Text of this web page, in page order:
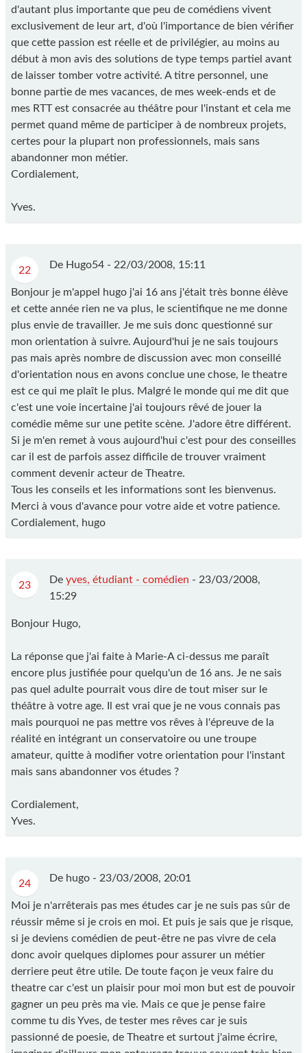
d'autant plus importante que peu de comédiens vivent
exclusivement de leur art, d'où l'importance de bien vérifier
que cette passion est réelle et de privilégier, au moins au
début à mon avis des solutions de type temps partiel avant
de laisser tomber votre activité. A titre personnel, une
bonne partie de mes vacances, de mes week-ends et de
mes RTT est consacrée au théâtre pour l'instant et cela me
permet quand même de participer à de nombreux projets,
certes pour la plupart non professionnels, mais sans
abandonner mon métier.
Cordialement,
Yves.
22 De Hugo54 - 22/03/2008, 15:11
Bonjour je m'appel hugo j'ai 16 ans j'était très bonne élève
et cette année rien ne va plus, le scientifique ne me donne
plus envie de travailler. Je me suis donc questionné sur
mon orientation à suivre. Aujourd'hui je ne sais toujours
pas mais après nombre de discussion avec mon conseillé
d'orientation nous en avons conclue une chose, le theatre
est ce qui me plaît le plus. Malgré le monde qui me dit que
c'est une voie incertaine j'ai toujours rêvé de jouer la
comédie même sur une petite scène. J'adore être différent.
Si je m'en remet à vous aujourd'hui c'est pour des conseilles
car il est de parfois assez difficile de trouver vraiment
comment devenir acteur de Theatre.
Tous les conseils et les informations sont les bienvenus.
Merci à vous d'avance pour votre aide et votre patience.
Cordialement, hugo
23 De yves, étudiant - comédien - 23/03/2008,
15:29
Bonjour Hugo,
La réponse que j'ai faite à Marie-A ci-dessus me paraît
encore plus justifiée pour quelqu'un de 16 ans. Je ne sais
pas quel adulte pourrait vous dire de tout miser sur le
théâtre à votre age. Il est vrai que je ne vous connais pas
mais pourquoi ne pas mettre vos rêves à l'épreuve de la
réalité en intégrant un conservatoire ou une troupe
amateur, quitte à modifier votre orientation pour l'instant
mais sans abandonner vos études ?
Cordialement,
Yves.
24 De hugo - 23/03/2008, 20:01
Moi je n'arrêterais pas mes études car je ne suis pas sûr de
réussir même si je crois en moi. Et puis je sais que je risque,
si je deviens comédien de peut-être ne pas vivre de cela
donc avoir quelques diplomes pour assurer un métier
derriere peut être utile. De toute façon je veux faire du
theatre car c'est un plaisir pour moi mon but est de pouvoir
gagner un peu près ma vie. Mais ce que je pense faire
comme tu dis Yves, de tester mes rêves car je suis
passionné de poesie, de Theatre et surtout j'aime écrire,